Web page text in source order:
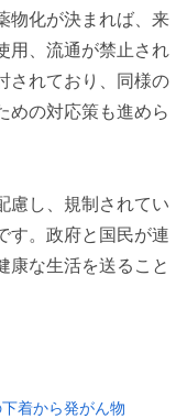
物化が決まれば、来
用、流通が禁止され
されており、同様の
めの対応策も進めら
慮し、規制されてい
す。政府と国民が連
康な生活を送ること
着から発がん物